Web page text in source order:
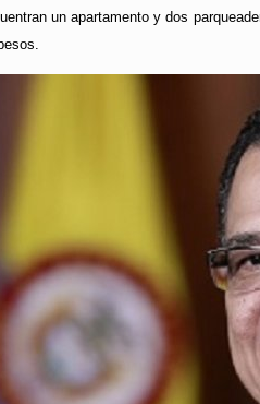
un apartamento y dos